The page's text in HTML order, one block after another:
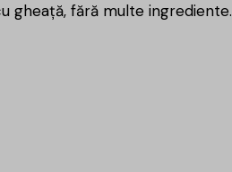
gheață, fără multe ingrediente.